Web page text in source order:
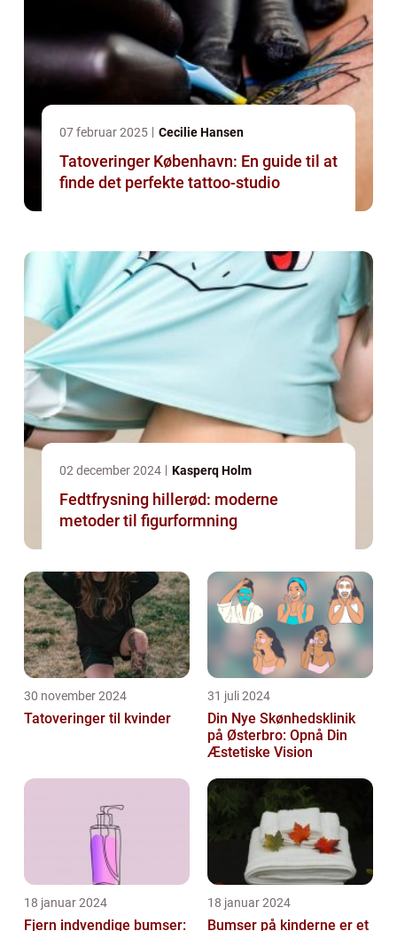
07 februar 2025 Cecilie Hansen
Tatoveringer København: En guide til at
finde det perfekte tattoo-studio
02 december 2024 Kasperq Holm
Fedtfrysning hillerød: moderne
metoder til figurformning
30 november 2024
Tatoveringer til kvinder
31 juli 2024
Din Nye Skønhedsklinik
på Østerbro: Opnå Din
Æstetiske Vision
18 januar 2024
Fjern indvendige bumser:
18 januar 2024
Bumser på kinderne er et